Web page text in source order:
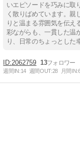
いエピソードを巧みに取
く散りばめています。親
りと温まる雰囲気を伝え
彩ながらも、一貫した温
り、日常のちょっとした
2062759 13
週間IN:14 週間OUT:28 月間IN: